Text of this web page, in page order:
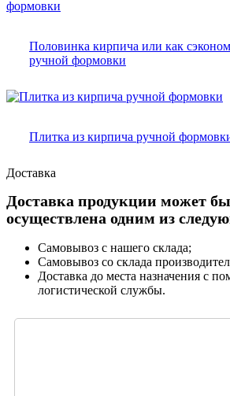
Половинка кирпича или как
ручной формовки
Плитка из кирпича ручной
Доставка
Доставка продукции может
осуществлена одним из
Самовывоз с нашего склада;
Самовывоз со склада
Доставка до места назначения с
логистической службы.